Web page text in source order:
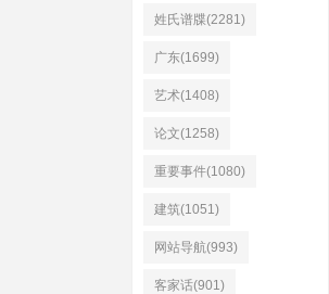
姓氏谱牒(2281)
广东(1699)
艺术(1408)
论文(1258)
重要事件(1080)
建筑(1051)
网站导航(993)
客家话(901)